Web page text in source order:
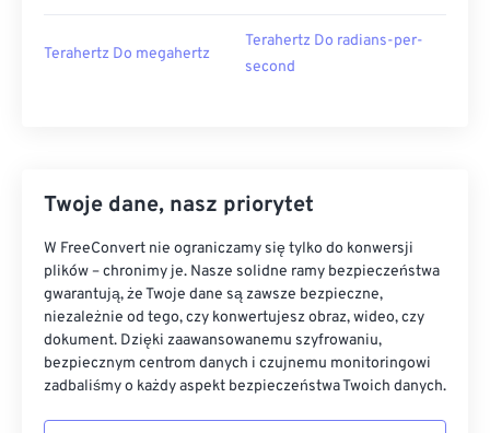
Terahertz Do megahertz
Terahertz Do radians-per-
second
Twoje dane, nasz priorytet
W FreeConvert nie ograniczamy się tylko do konwersji
plików – chronimy je. Nasze solidne ramy bezpieczeństwa
gwarantują, że Twoje dane są zawsze bezpieczne,
niezależnie od tego, czy konwertujesz obraz, wideo, czy
dokument. Dzięki zaawansowanemu szyfrowaniu,
bezpiecznym centrom danych i czujnemu monitoringowi
zadbaliśmy o każdy aspekt bezpieczeństwa Twoich danych.